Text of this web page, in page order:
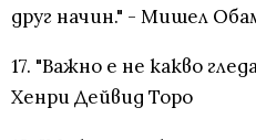
друг начин." - Мишел
17. "Важно е не какво
Хенри Дейвид Торо